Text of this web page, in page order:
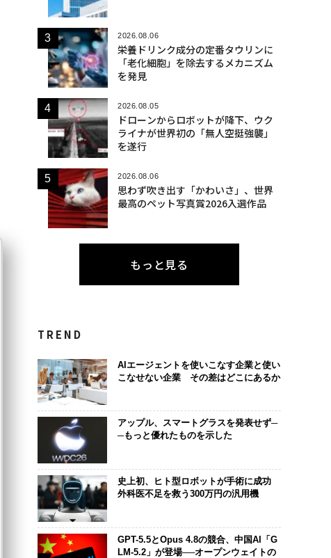
2026.08.06
栄養ドリンク成分の定番タウリンに
「老化細胞」を除去するメカニズム
を発見
2026.08.05
ドローンからロボットが降下、ウク
ライナが世界初の「無人空挺強襲」
を遂行
2026.08.06
思わず吹き出す「かわいさ」、世界
最高のペット写真賞2026入選作品
もっと見る
TREND
AIエージェントを使いこなす企業と使い
こなせない企業 その差はどこにあるか
アップル、スマートグラスを発表せず─
─もっと優れたものを示した
史上初、ヒト型ロボットが手術に成功
外科医不足を救う300万円の汎用機
GPT-5.5とOpus 4.8の競合、中国AI「G
LM-5.2」が登場──オープンウェイトの